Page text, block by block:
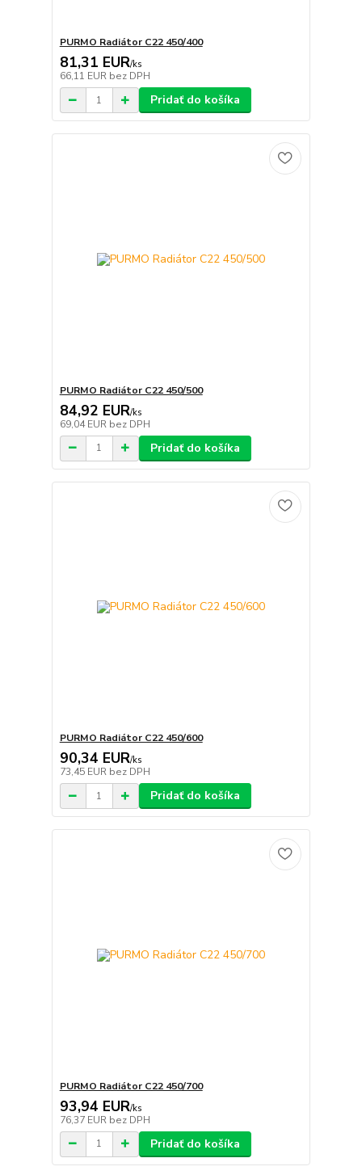
PURMO Radiátor C22 450/400
81,31 EUR/ks
66,11 EUR bez DPH
Pridať do košíka
PURMO Radiátor C22 450/500
84,92 EUR/ks
69,04 EUR bez DPH
Pridať do košíka
PURMO Radiátor C22 450/600
90,34 EUR/ks
73,45 EUR bez DPH
Pridať do košíka
PURMO Radiátor C22 450/700
93,94 EUR/ks
76,37 EUR bez DPH
Pridať do košíka